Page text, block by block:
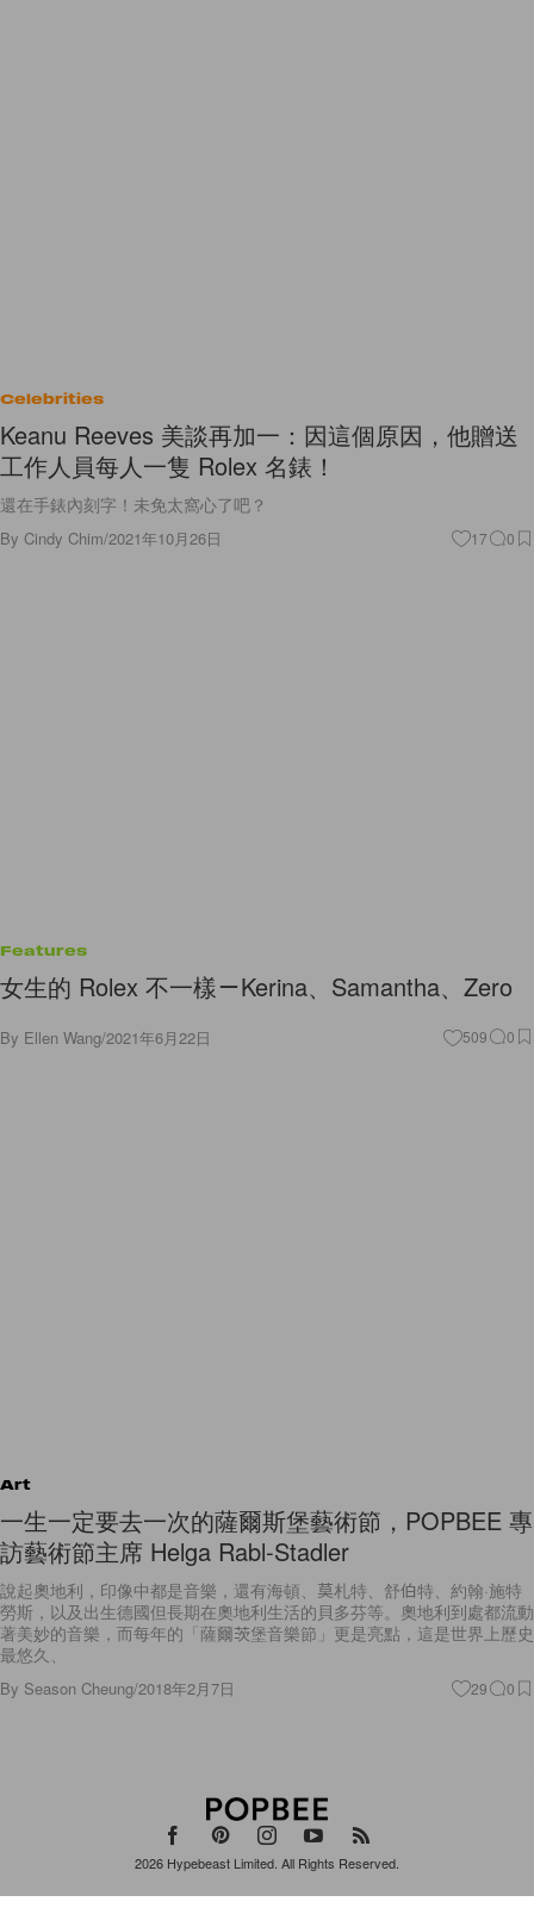
Celebrities
Keanu Reeves 美談再加一：因這個原因，他贈送
工作人員每人一隻 Rolex 名錶！
還在手錶內刻字！未免太窩心了吧？
By Cindy Chim/2021年10月26日 17 0
Features
女生的 Rolex 不一樣－Kerina、Samantha、Zero
By Ellen Wang/2021年6月22日 509 0
Art
一生一定要去一次的薩爾斯堡藝術節，POPBEE 專
訪藝術節主席 Helga Rabl-Stadler
說起奧地利，印像中都是音樂，還有海頓、莫札特、舒伯特、約翰·施特
勞斯，以及出生德國但長期在奧地利生活的貝多芬等。奧地利到處都流動
著美妙的音樂，而每年的「薩爾茨堡音樂節」更是亮點，這是世界上歷史
最悠久、
By Season Cheung/2018年2月7日 29 0
2026 Hypebeast Limited . All Rights Reserved.